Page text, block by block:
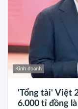
Kinh doanh
'Tổng tài' Việt
6.000 tỉ đồng là